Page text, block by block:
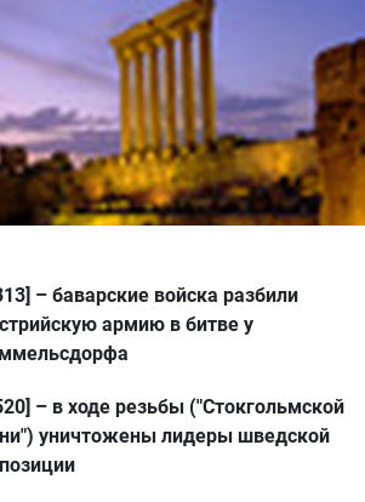
– баварские войска разбили
армию в битве у
– в ходе резьбы ("Стокгольмской
уничтожены лидеры шведской